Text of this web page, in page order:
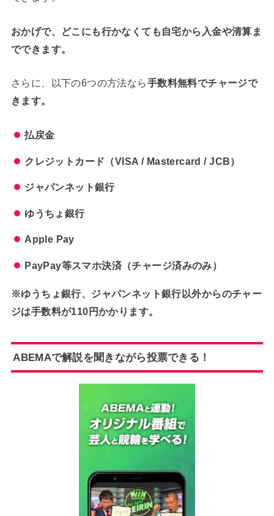
おかげで、どこにも行かなくても自宅から入金や清算ま
でできます。
さらに、以下の6つの方法なら手数料無料でチャージで
きます。
払戻金
クレジットカード（VISA / Mastercard / JCB）
ジャパンネット銀行
ゆうちょ銀行
Apple Pay
PayPay等スマホ決済（チャージ済みのみ）
※ゆうちょ銀行、ジャパンネット銀行以外からのチャー
ジは手数料が110円かかります。
ABEMAで解説を聞きながら投票できる！